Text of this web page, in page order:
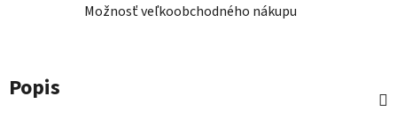
Možnosť veľkoobchodného nákupu
Popis